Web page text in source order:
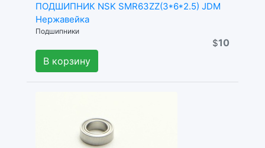
ПОДШИПНИК NSK SMR63ZZ(3*6*2.5) JDM
Нержавейка
Подшипники
$10
В корзину